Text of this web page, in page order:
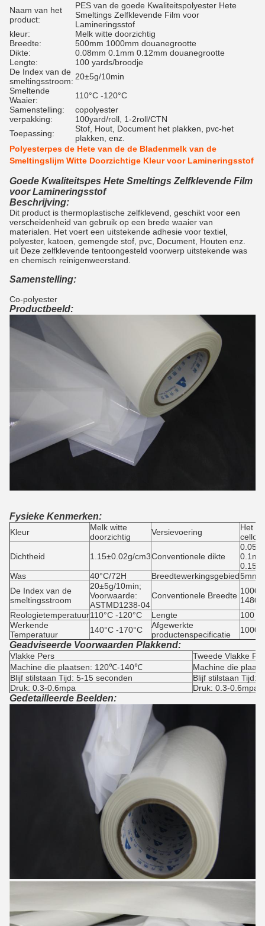
Naam van het
product:
PES van de goede Kwaliteitspolyester Hete
Smeltings Zelfklevende Film voor
Lamineringsstof
kleur:
Melk witte doorzichtig
Breedte:
500mm 1000mm douanegrootte
Dikte:
0.08mm 0.1mm 0.12mm douanegrootte
Lengte:
100 yards/broodje
De Index van de
smeltingsstroom: 20±5g/10min
Smeltende
Waaier:
110°C -120°C
Samenstelling:
copolyester
verpakking:
100yard/roll, 1-2roll/CTN
Toepassing:
Stof, Hout, Document het plakken, pvc-het
plakken, enz.
Polyesterpes de Hete van de de Bladenmelk van de
Smeltingslijm Witte Doorzichtige Kleur voor Lamineringsstof
Goede Kwaliteitspes Hete Smeltings Zelfklevende Film
voor Lamineringsstof
Beschrijving:
Dit product is thermoplastische zelfklevend, geschikt voor een
verscheidenheid van gebruik op een brede waaier van
materialen. Het voert een uitstekende adhesie voor textiel,
polyester, katoen, gemengde stof, pvc, Document, Houten enz.
uit Deze zelfklevende tentoongesteld voorwerp uitstekende was
en chemisch reinigenweerstand.
Samenstelling:
Co-polyester
Productbeeld:
Fysieke Kenmerken:
Kleur
Melk witte
doorzichtig
Versievoering
Het
Dichtheid 1.15±0.02g/cm3Conventionele dikte
Was
40°C/72H Breedtewerkingsgebied
De Index van de
smeltingsstroom
20±5g/10min;
Voorwaarde:
ASTMD1238-04
Conventionele Breedte
Reologietemperatuur110°C -120°C Lengte
100
Werkende
Temperatuur
140°C -170°C
Afgewerkte
productenspecificatie
Geadviseerde Voorwaarden Plakkend:
Vlakke Pers
Tweede Vlakke
Machine die plaatsen: 120℃-140℃
Machine die
Blijf stilstaan Tijd: 5-15 seconden
Blijf stilstaan Tijd:
Druk: 0.3-0.6mpa
Druk: 0.3-0.6mpa
Gedetailleerde Beelden: